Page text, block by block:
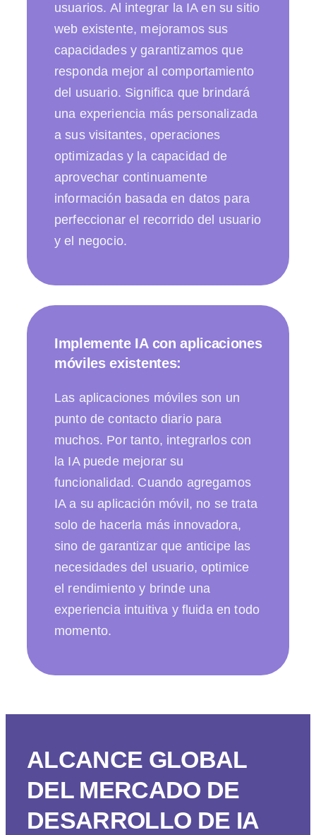
usuarios. Al integrar la IA en su sitio
web existente, mejoramos sus
capacidades y garantizamos que
responda mejor al comportamiento
del usuario. Significa que brindará
una experiencia más personalizada
a sus visitantes, operaciones
optimizadas y la capacidad de
aprovechar continuamente
información basada en datos para
perfeccionar el recorrido del usuario
y el negocio.
Implemente IA con aplicaciones
móviles existentes:
Las aplicaciones móviles son un
punto de contacto diario para
muchos. Por tanto, integrarlos con
la IA puede mejorar su
funcionalidad. Cuando agregamos
IA a su aplicación móvil, no se trata
solo de hacerla más innovadora,
sino de garantizar que anticipe las
necesidades del usuario, optimice
el rendimiento y brinde una
experiencia intuitiva y fluida en todo
momento.
ALCANCE GLOBAL
DEL MERCADO DE
DESARROLLO DE IA